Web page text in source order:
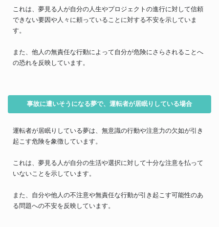
これは、夢見る人が自分の人生やプロジェクトの進行に対して信頼
できない要因や人々に頼っていることに対する不安を示していま
す。
また、他人の無責任な行動によって自分が危険にさらされることへ
の恐れを反映しています。
事故に遭いそうになる夢で、運転者が居眠りしている場合
運転者が居眠りしている夢は、無意識の行動や注意力の欠如が引き
起こす危険を象徴しています。
これは、夢見る人が自分の生活や選択に対して十分な注意を払って
いないことを示しています。
また、自分や他人の不注意や無責任な行動が引き起こす可能性のあ
る問題への不安を反映しています。